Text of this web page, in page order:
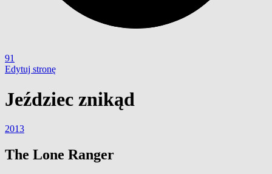
91
Edytuj stronę
Jeździec znikąd
2013
The Lone Ranger